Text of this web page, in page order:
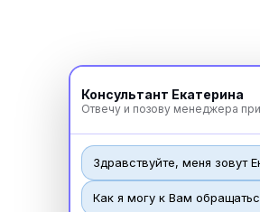
Консультант Екатерина
Здравствуйте, меня зовут
Как я могу к Вам